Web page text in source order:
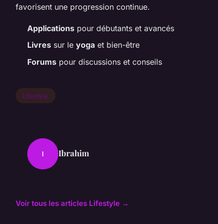
favorisent une progression continue.
Applications pour débutants et avancés
Livres sur le yoga et bien-être
Forums pour discussions et conseils
Lifestyle
I Ibrahim
Voir tous les articles Lifestyle →